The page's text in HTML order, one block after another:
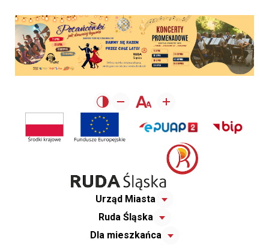
Urząd Miasta
Ruda Śląska
Dla mieszkańca